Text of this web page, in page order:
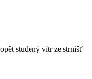
studený vítr ze strnišť